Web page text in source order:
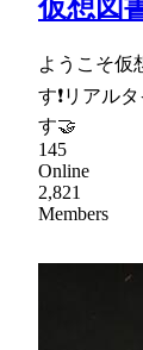
仮想図
ようこそ仮
す❗リアル
す🤝
145
Online
2,821
Members